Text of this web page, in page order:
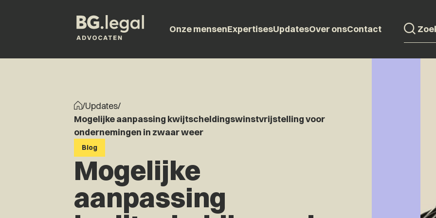
Onze mensenExpertisesUpdatesOver onsContact
/Updates/
Mogelijke aanpassing kwijtscheldingswinstvrijstelling voor
ondernemingen in zwaar weer
Blog
Mogelijke
aanpassing